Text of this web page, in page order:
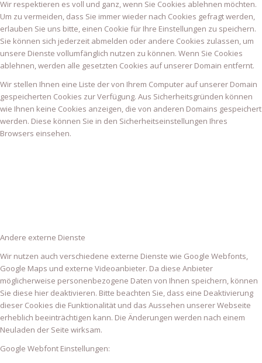
Wir respektieren es voll und ganz, wenn Sie Cookies ablehnen möchten.
Um zu vermeiden, dass Sie immer wieder nach Cookies gefragt werden,
erlauben Sie uns bitte, einen Cookie für Ihre Einstellungen zu speichern.
Sie können sich jederzeit abmelden oder andere Cookies zulassen, um
unsere Dienste vollumfänglich nutzen zu können. Wenn Sie Cookies
ablehnen, werden alle gesetzten Cookies auf unserer Domain entfernt.
Wir stellen Ihnen eine Liste der von Ihrem Computer auf unserer Domain
gespeicherten Cookies zur Verfügung. Aus Sicherheitsgründen können
wie Ihnen keine Cookies anzeigen, die von anderen Domains gespeichert
werden. Diese können Sie in den Sicherheitseinstellungen Ihres
Browsers einsehen.
Andere externe Dienste
Wir nutzen auch verschiedene externe Dienste wie Google Webfonts,
Google Maps und externe Videoanbieter. Da diese Anbieter
möglicherweise personenbezogene Daten von Ihnen speichern, können
Sie diese hier deaktivieren. Bitte beachten Sie, dass eine Deaktivierung
dieser Cookies die Funktionalität und das Aussehen unserer Webseite
erheblich beeinträchtigen kann. Die Änderungen werden nach einem
Neuladen der Seite wirksam.
Google Webfont Einstellungen: